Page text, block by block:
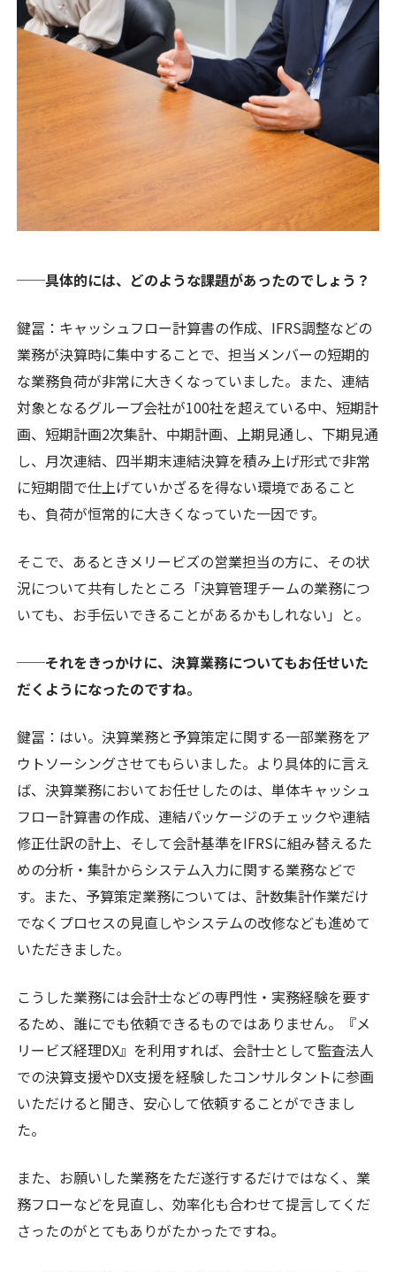
──具体的には、どのような課題があったのでしょう？
鍵冨 ：キャッシュフロー計算書の作成、IFRS調整などの
業務が決算時に集中することで、担当メンバーの短期的
な業務負荷が非常に大きくなっていました。また、連結
対象となるグループ会社が100社を超えている中、短期計
画、短期計画2次集計、中期計画、上期見通し、下期見通
し、月次連結、四半期末連結決算を積み上げ形式で非常
に短期間で仕上げていかざるを得ない環境であること
も、負荷が恒常的に大きくなっていた一因です。
そこで、あるときメリービズの営業担当の方に、その状
況について共有したところ「決算管理チームの業務につ
いても、お手伝いできることがあるかもしれない」と。
──それをきっかけに、決算業務についてもお任せいた
だくようになったのですね。
鍵冨 ：はい。決算業務と予算策定に関する一部業務をア
ウトソーシングさせてもらいました。より具体的に言え
ば、決算業務においてお任せしたのは、単体キャッシュ
フロー計算書の作成、連結パッケージのチェックや連結
修正仕訳の計上、そして会計基準をIFRSに組み替えるた
めの分析・集計からシステム入力に関する業務などで
す。また、予算策定業務については、計数集計作業だけ
でなくプロセスの見直しやシステムの改修なども進めて
いただきました。
こうした業務には会計士などの専門性・実務経験を要す
るため、誰にでも依頼できるものではありません。『メ
リービズ経理DX』を利用すれば、会計士として監査法人
での決算支援やDX支援を経験したコンサルタントに参画
いただけると聞き、安心して依頼することができまし
た。
また、お願いした業務をただ遂行するだけではなく、業
務フローなどを見直し、効率化も合わせて提言してくだ
さったのがとてもありがたかったですね。